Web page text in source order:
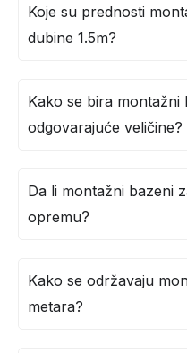
Koje su prednosti
dubine 1.5m?
Kako se bira montažni
odgovarajuće veličine?
Da li montažni bazeni
opremu?
Kako se održavaju
metara?